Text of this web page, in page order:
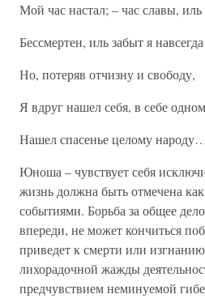
Мой час настал; – час славы, иль
Бессмертен, иль забыт я
Но, потеряв отчизну и свободу,
Я вдруг нашел себя, в себе одном
Нашел спасенье целому
Юноша – чувствует себя
жизнь должна быть отмечена
событиями. Борьба за общее
впереди, не может кончиться
приведет к смерти или
лихорадочной жажды
предчувствием неминуемой